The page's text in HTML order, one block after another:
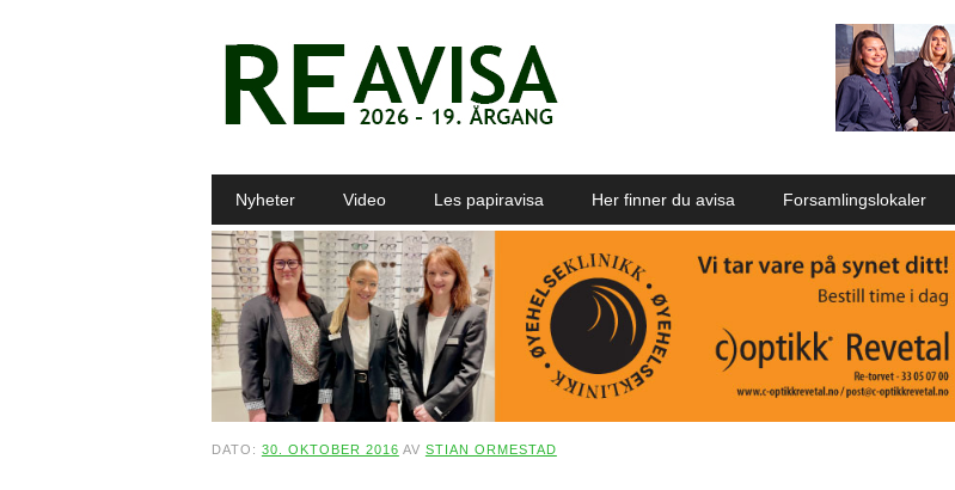
Main menu
Nyheter Video Les papiravisa Her finner du avisa Forsamlingslokaler
DATO: 30. OKTOBER 2016 AV STIAN ORMESTAD